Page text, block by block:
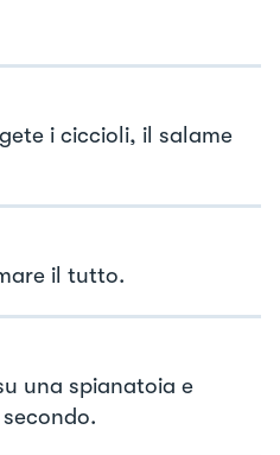
i ciccioli, il salame
il tutto.
una spianatoia e